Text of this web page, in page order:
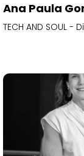
Ana Paula
TECH AND SOUL